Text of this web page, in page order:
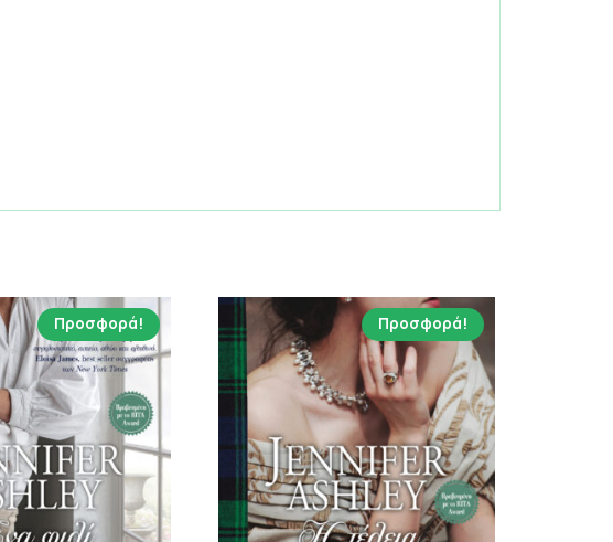
Προσφορά! Προσφορά!